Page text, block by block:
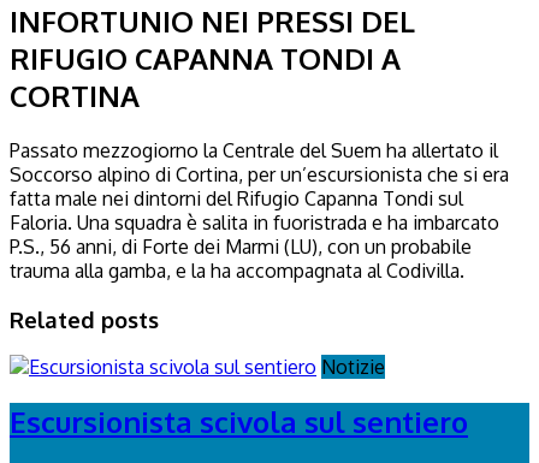
INFORTUNIO NEI PRESSI DEL
RIFUGIO CAPANNA TONDI A
CORTINA
Passato mezzogiorno la Centrale del Suem ha allertato il
Soccorso alpino di Cortina, per un’escursionista che si era
fatta male nei dintorni del Rifugio Capanna Tondi sul
Faloria. Una squadra è salita in fuoristrada e ha imbarcato
P.S., 56 anni, di Forte dei Marmi (LU), con un probabile
trauma alla gamba, e la ha accompagnata al Codivilla.
Related posts
Notizie
Escursionista scivola sul sentiero